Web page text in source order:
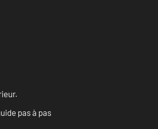
pas à pas